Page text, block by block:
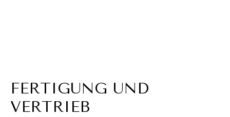
FERTIGUNG UND
VERTRIEB